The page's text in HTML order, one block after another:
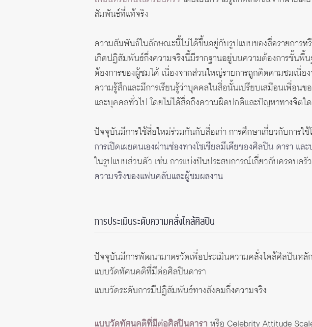
สัมพันธ์ที่แท้จริง
ความสัมพันธ์ในลักษณะนี้ไม่ได้ขึ้นอยู่กับรูปแบบของสื่อรายการห
เกิดปฏิสัมพันธ์กึ่งความจริงนี้มีรากฐานอยู่บนความต้องการขั้น
ต้องการของผู้ชมได้ เนื่องจากส่วนใหญ่รายการถูกติดตามชมเนื่
ความรู้สึกและมีการเรียนรู้ว่าบุคคลในสื่อนั้นเปรียบเสมือนเพื่อ
และบุคคลทั่วไป โดยไม่ได้สื่อถึงความผิดปกติและปัญหาทางจิตใ
ปัจจุบันมีการใช้สื่อใหม่ร่วมกันกับสื่อเก่า การศึกษาเกี่ยวกับการ
การเปิดเผยตนเองผ่านช่องทางโซเชียลมีเดียของศิลปิน ดารา แล
ในรูปแบบส่วนตัว เช่น การแบ่งปันประสบการณ์เกี่ยวกับครอบครั
ความจริงของแฟนคลับและผู้ชมผลงาน
การประเมินระดับความคลั่งไคล้ศิลปิน
ปัจจุบันมีการพัฒนามาตรวัดเพื่อประเมินความคลั่งไคล้ศิลปินหลั
แบบวัดทัศนคติที่มีต่อศิลปินดารา
แบบวัดระดับการมีปฏิสัมพันธ์ทางสังคมกึ่งความจริง
แบบวัดทัศนคติที่มีต่อศิลปินดารา หรือ Celebrity Attitude